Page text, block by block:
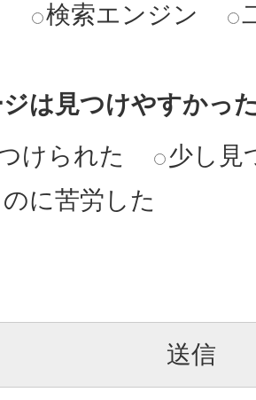
検索エンジン
は見つけやすかっ
けられた
少し見
に苦労した